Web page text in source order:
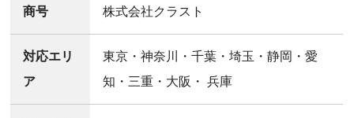
商号 株式会社クラスト
対応エリ
ア
東京・神奈川・千葉・埼玉・静岡・愛
知・三重・大阪・ 兵庫